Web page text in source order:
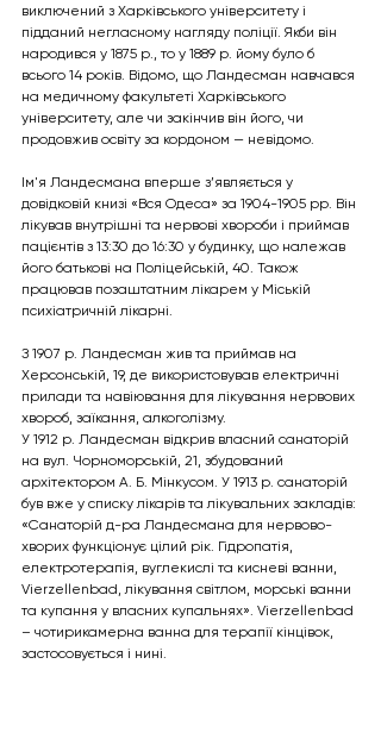
виключений з Харківського університету і
підданий негласному нагляду поліції. Якби він
народився у 1875 р., то у 1889 р. йому було б
всього 14 років. Відомо, що Ландесман навчався
на медичному факультеті Харківського
університету, але чи закінчив він його, чи
продовжив освіту за кордоном — невідомо.
Ім'я Ландесмана вперше з’являється у
довідковій книзі «Вся Одеса» за 1904-1905 рр. Він
лікував внутрішні та нервові хвороби і приймав
пацієнтів з 13:30 до 16:30 у будинку, що належав
його батькові на Поліцейській, 40. Також
працював позаштатним лікарем у Міській
психіатричній лікарні.
З 1907 р. Ландесман жив та приймав на
Херсонській, 19, де використовував електричні
прилади та навіювання для лікування нервових
хвороб, заїкання, алкоголізму.
У 1912 р. Ландесман відкрив власний санаторій
на вул. Чорноморській, 21, збудований
архітектором А. Б. Мінкусом. У 1913 р. санаторій
був вже у списку лікарів та лікувальних закладів:
«Санаторій д-ра Ландесмана для нервово-
хворих функціонує цілий рік. Гідропатія,
електротерапія, вуглекислі та кисневі ванни,
Vierzellenbad, лікування світлом, морські ванни
та купання у власних купальнях». Vierzellenbad
– чотирикамерна ванна для терапії кінцівок,
застосовується і нині.